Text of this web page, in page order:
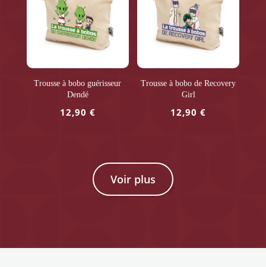
Trousse à bobo guérisseur
Dendé
12,90 €
Trousse à bobo de Recovery
Girl
12,90€
Voir plus